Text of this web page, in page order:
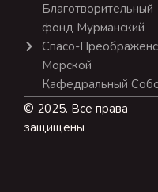
Благотворительный
фонд Мурманский
Спасо-
Морской
Кафедральный
© 2025. Все права
защищены